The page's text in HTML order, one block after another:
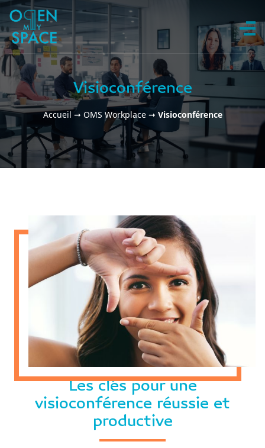
Aller au contenu
Visioconférence
Accueil ➞ OMS Workplace➞ Visioconférence
Les clés pour une
visioconférence réussie et
productive